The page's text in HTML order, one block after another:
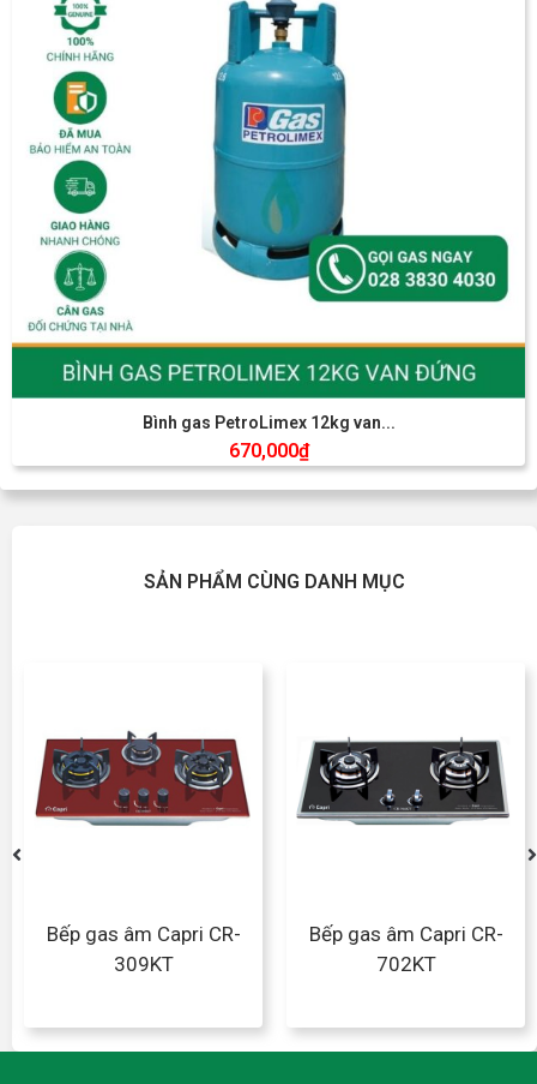
Bình gas PetroLimex 12kg van...
670,000₫
SẢN PHẨM CÙNG DANH MỤC
Bếp gas âm Capri CR-
309KT
Bếp gas âm Capri CR-
702KT